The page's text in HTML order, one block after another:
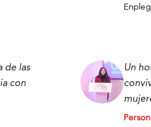
de las
con
Un